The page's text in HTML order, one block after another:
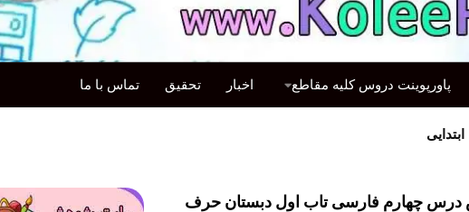
پاورپوینت دروس کلیه مقاطع اخبار تحقیق تماس با ما
درس چهارم فارسی تاب اول دبستان حرف